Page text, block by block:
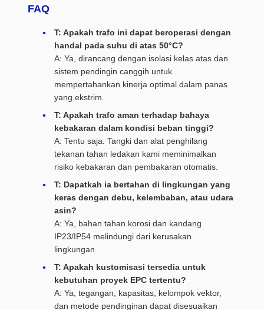
FAQ
T: Apakah trafo ini dapat beroperasi dengan
handal pada suhu di atas 50°C?
A: Ya, dirancang dengan isolasi kelas atas dan
sistem pendingin canggih untuk
mempertahankan kinerja optimal dalam panas
yang ekstrim.
T: Apakah trafo aman terhadap bahaya
kebakaran dalam kondisi beban tinggi?
A: Tentu saja. Tangki dan alat penghilang
tekanan tahan ledakan kami meminimalkan
risiko kebakaran dan pembakaran otomatis.
T: Dapatkah ia bertahan di lingkungan yang
keras dengan debu, kelembaban, atau udara
asin?
A: Ya, bahan tahan korosi dan kandang
IP23/IP54 melindungi dari kerusakan
lingkungan.
T: Apakah kustomisasi tersedia untuk
kebutuhan proyek EPC tertentu?
A: Ya, tegangan, kapasitas, kelompok vektor,
dan metode pendinginan dapat disesuaikan